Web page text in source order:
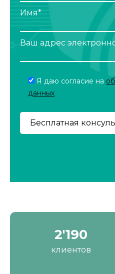
Имя*
Ваш адрес
Я даю согласие на
данных
2'190
клиентов